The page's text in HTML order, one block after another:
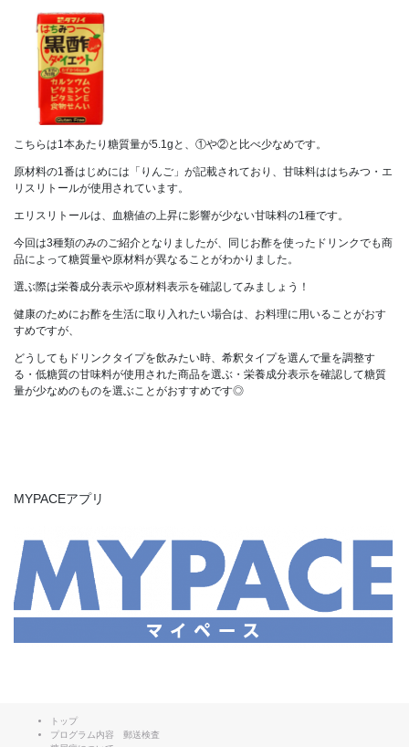
こちらは1本あたり糖質量が5.1gと、①や②と比べ少なめです。
原材料の1番はじめには「りんご」が記載されており、甘味料ははちみつ・エ
リスリトールが使用されています。
エリスリトールは、血糖値の上昇に影響が少ない甘味料の1種です。
今回は3種類のみのご紹介となりましたが、同じお酢を使ったドリンクでも商
品によって糖質量や原材料が異なることがわかりました。
選ぶ際は栄養成分表示や原材料表示を確認してみましょう！
健康のためにお酢を生活に取り入れたい場合は、お料理に用いることがおす
すめですが、
どうしてもドリンクタイプを飲みたい時、希釈タイプを選んで量を調整す
る・低糖質の甘味料が使用された商品を選ぶ・栄養成分表示を確認して糖質
量が少なめのものを選ぶことがおすすめです◎
MYPACEアプリ
トップ
プログラム内容 郵送検査